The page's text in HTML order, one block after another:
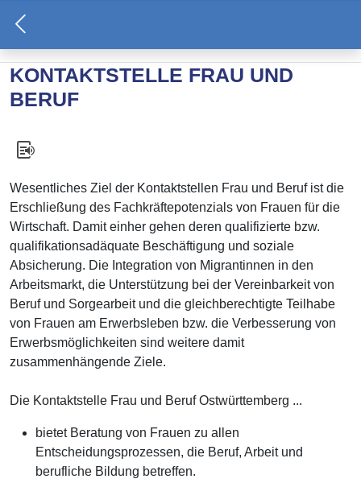
KONTAKTSTELLE FRAU UND
BERUF
Wesentliches Ziel der Kontaktstellen Frau und Beruf ist die
Erschließung des Fachkräftepotenzials von Frauen für die
Wirtschaft. Damit einher gehen deren qualifizierte bzw.
qualifikationsadäquate Beschäftigung und soziale
Absicherung. Die Integration von Migrantinnen in den
Arbeitsmarkt, die Unterstützung bei der Vereinbarkeit von
Beruf und Sorgearbeit und die gleichberechtigte Teilhabe
von Frauen am Erwerbsleben bzw. die Verbesserung von
Erwerbsmöglichkeiten sind weitere damit
zusammenhängende Ziele.
Die Kontaktstelle Frau und Beruf Ostwürttemberg ...
bietet Beratung von Frauen zu allen
Entscheidungsprozessen, die Beruf, Arbeit und
berufliche Bildung betreffen.